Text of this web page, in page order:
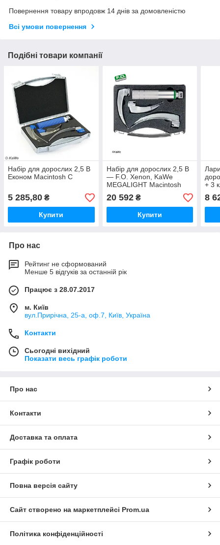
Повернення товару впродовж 14 днів за домовленістю
Всі умови повернення
Подібні товари компанії
Набір для дорослих 2,5 В
Економ Macintosh C
5 285,80 ₴
Купити
Набір для дорослих 2,5 В
— F.O. Xenon, KaWe
MEGALIGHT Macintosh
F.O.
20 592₴
Купити
+ 3
8
Про нас
Рейтинг не сформований
Менше 5 відгуків за останній рік
Працює з 28.07.2017
м. Київ
вул.Прирічна, 25-а, оф.7, Київ, Україна
Контакти
Сьогодні вихідний
Показати весь графік роботи
Про нас
Контакти
Доставка та оплата
Графік роботи
Повна версія сайту
Сайт створено на маркетплейсі Prom.ua
Політика конфіденційності